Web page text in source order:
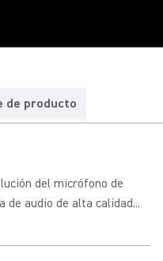
de producto
del micrófono de
de audio de alta calidad...